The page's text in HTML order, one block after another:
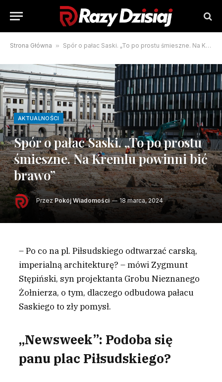
Strona Główna » Spór o pałac Saski. „To po prostu śmieszne. Na Kremlu powinni bić brawo”
AKTUALNOŚCI
Spór o pałac Saski. „To po prostu
śmieszne. Na Kremlu powinni bić
brawo”
Przez Pokój Wiadomości 18 marca, 2024
– Po co na pl. Piłsudskiego odtwarzać carską,
imperialną architekturę? – mówi Zygmunt
Stępiński, syn projektanta Grobu Nieznanego
Żołnierza, o tym, dlaczego odbudowa pałacu
Saskiego to zły pomysł.
„Newsweek”: Podoba się
panu plac Piłsudskiego?